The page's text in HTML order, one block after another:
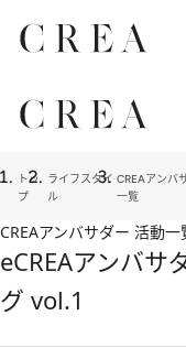
トッ
プ
ライフスタイ
ル
CREAアンバ
一覧
CREAアンバサダー 活動一
eCREAアンバサ
グ vol.1